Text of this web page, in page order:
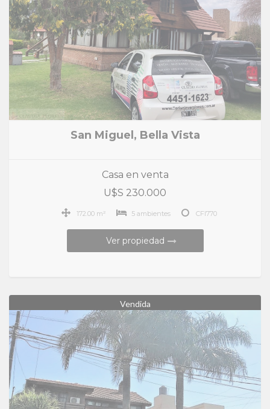
San Miguel, Bella Vista
Casa en venta
U$S 230.000
172.00 m² 5 ambientes CFI770
Ver propiedad
Vendida